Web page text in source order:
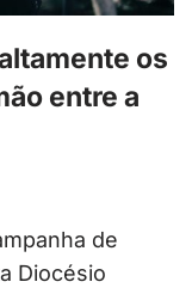
os
entre a
de
Diocésio